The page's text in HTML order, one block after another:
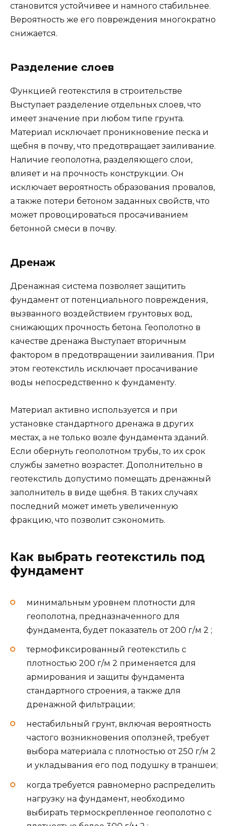
становится устойчивее и намного стабильнее.
Вероятность же его повреждения многократно
снижается.
Разделение слоев
Функцией геотекстиля в строительстве
Выступает разделение отдельных слоев, что
имеет значение при любом типе грунта.
Материал исключает проникновение песка и
щебня в почву, что предотвращает заиливание.
Наличие геополотна, разделяющего слои,
влияет и на прочность конструкции. Он
исключает вероятность образования провалов,
а также потери бетоном заданных свойств, что
может провоцироваться просачиванием
бетонной смеси в почву.
Дренаж
Дренажная система позволяет защитить
фундамент от потенциального повреждения,
вызванного воздействием грунтовых вод,
снижающих прочность бетона. Геополотно в
качестве дренажа Выступает вторичным
фактором в предотвращении заиливания. При
этом геотекстиль исключает просачивание
воды непосредственно к фундаменту.
Материал активно используется и при
установке стандартного дренажа в других
местах, а не только возле фундамента зданий.
Если обернуть геополотном трубы, то их срок
службы заметно возрастет. Дополнительно в
геотекстиль допустимо помещать дренажный
заполнитель в виде щебня. В таких случаях
последний может иметь увеличенную
фракцию, что позволит сэкономить.
Как выбрать геотекстиль под
фундамент
минимальным уровнем плотности для
геополотна, предназначенного для
фундамента, будет показатель от 200 г/м 2 ;
термофиксированный геотекстиль с
плотностью 200 г/м 2 применяется для
армирования и защиты фундамента
стандартного строения, а также для
дренажной фильтрации;
нестабильный грунт, включая вероятность
частого возникновения оползней, требует
выбора материала с плотностью от 250 г/м 2
и укладывания его под подушку в траншеи;
когда требуется равномерно распределить
нагрузку на фундамент, необходимо
выбирать термоскрепленное геополотно с